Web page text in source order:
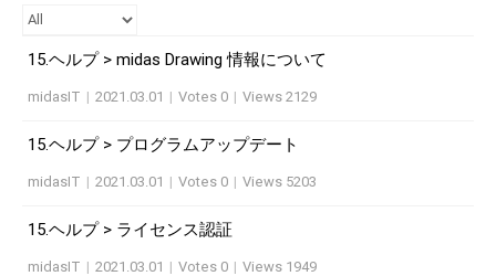
15.ヘルプ > midas Drawing 情報について
midasIT | 2021.03.01 | Votes 0 | Views 2129
15.ヘルプ > プログラムアップデート
midasIT | 2021.03.01 | Votes 0 | Views 5203
15.ヘルプ > ライセンス認証
midasIT | 2021.03.01 | Votes 0 | Views 1949